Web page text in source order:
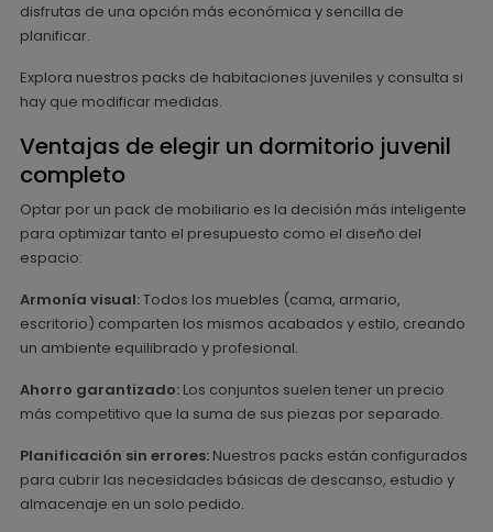
disfrutas de una opción más económica y sencilla de
planificar.
Explora nuestros packs de habitaciones juveniles y consulta si
hay que modificar medidas.
Ventajas de elegir un dormitorio juvenil
completo
Optar por un pack de mobiliario es la decisión más inteligente
para optimizar tanto el presupuesto como el diseño del
espacio:
Armonía visual:Todos los muebles (cama, armario,
escritorio) comparten los mismos acabados y estilo, creando
un ambiente equilibrado y profesional.
Ahorro garantizado: Los conjuntos suelen tener un precio
más competitivo que la suma de sus piezas por separado.
Planificación sin errores: Nuestros packs están configurados
para cubrir las necesidades básicas de descanso, estudio y
almacenaje en un solo pedido.